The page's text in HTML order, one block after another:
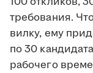
требования.
вилку, ему
по 30
рабочего